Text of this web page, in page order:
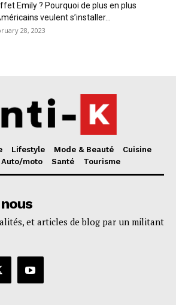
Emily ? Pourquoi de plus en plus
veulent s’installer...
28, 2023
Lifestyle Mode & Beauté
Cuisine
Auto/moto Santé Tourisme
et articles de blog par un militant